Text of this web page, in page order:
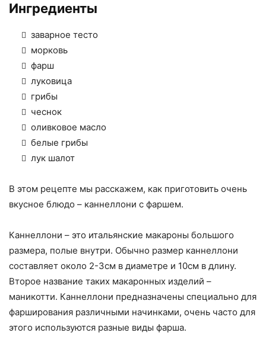
Ингредиенты
заварное тесто
морковь
фарш
луковица
грибы
чеснок
оливковое масло
белые грибы
лук шалот
В этом рецепте мы расскажем, как приготовить очень
вкусное блюдо – каннеллони с фаршем.
Каннеллони – это итальянские макароны большого
размера, полые внутри. Обычно размер каннеллони
составляет около 2-3см в диаметре и 10см в длину.
Второе название таких макаронных изделий –
маникотти. Каннеллони предназначены специально для
фарширования различными начинками, очень часто для
этого используются разные виды фарша.